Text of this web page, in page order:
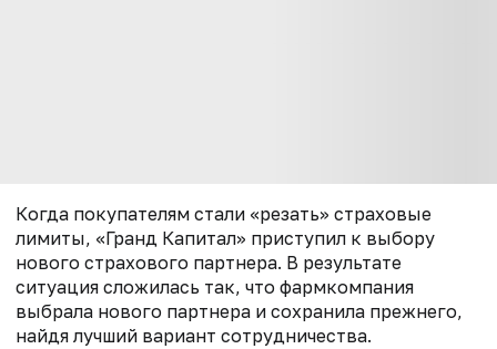
Когда покупателям стали «резать» страховые
лимиты, «Гранд Капитал» приступил к выбору
нового страхового партнера. В результате
ситуация сложилась так, что фармкомпания
выбрала нового партнера и сохранила прежнего,
найдя лучший вариант сотрудничества.